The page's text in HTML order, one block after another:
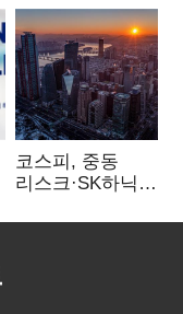
코스피, 중동
리스크·SK하닉
뒷걸음